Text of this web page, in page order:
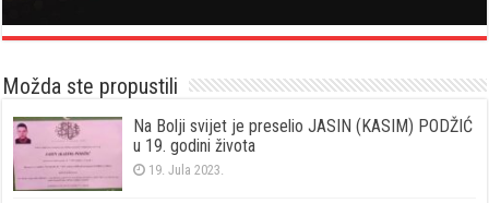
Možda ste propustili
Na Bolji svijet je preselio JASIN (KASIM) PODŽIĆ
u 19. godini života
19. Jula 2023.